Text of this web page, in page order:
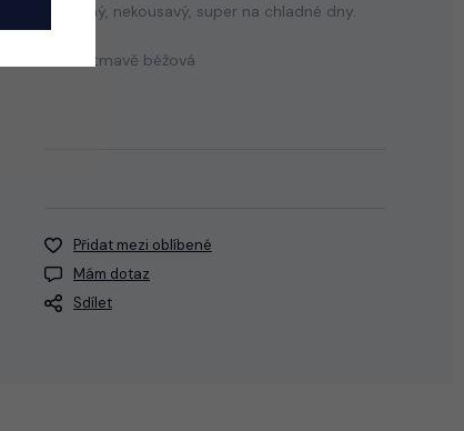
Příjemný, nekousavý, super na chladné dny.
Barva: tmavě béžová
Přidat mezi oblíbené
Mám dotaz
Sdílet